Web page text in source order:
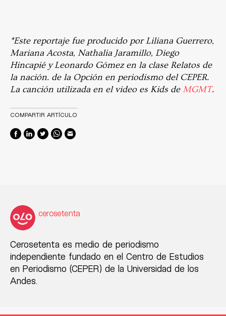
*Este reportaje fue producido por Liliana Guerrero,
Mariana Acosta, Nathalia Jaramillo, Diego
Hincapié y Leonardo Gómez en la clase Relatos de
la nación. de la Opción en periodismo del CEPER.
La canción utilizada en el video es Kids deMGMT.
COMPARTIR ARTÍCULO
cerosetenta
Cerosetenta es medio de periodismo
independiente fundado en el Centro de Estudios
en Periodismo (CEPER) de la Universidad de los
Andes.